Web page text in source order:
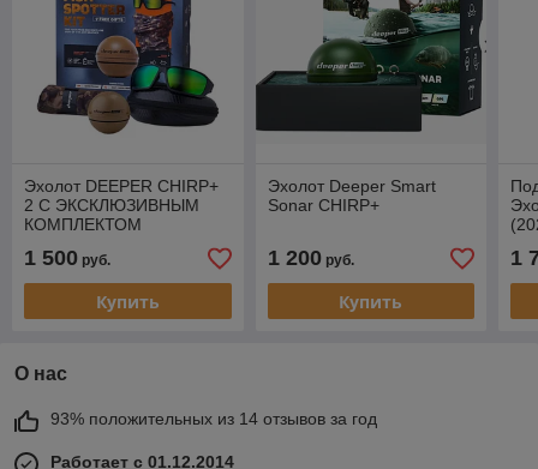
Эхолот DEEPER CHIRP+
2 С ЭКСКЛЮЗИВНЫМ
КОМПЛЕКТОМ
1 500 руб.
Купить
Эхолот Deeper Smart
Sonar CHIRP+
1 200руб.
Купить
1
О нас
93% положительных из 14 отзывов за год
Работает с 01.12.2014